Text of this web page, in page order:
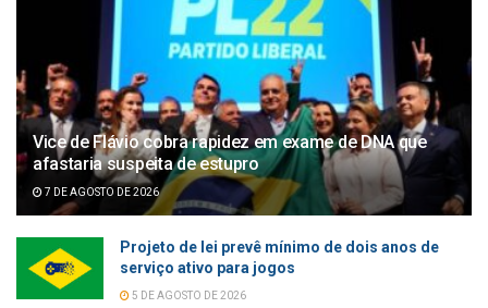
Vice de Flávio cobra rapidez em exame de DNA que
afastaria suspeita de estupro
7 DE AGOSTO DE 2026
Projeto de lei prevê mínimo de dois anos de
serviço ativo para jogos
5 DE AGOSTO DE 2026